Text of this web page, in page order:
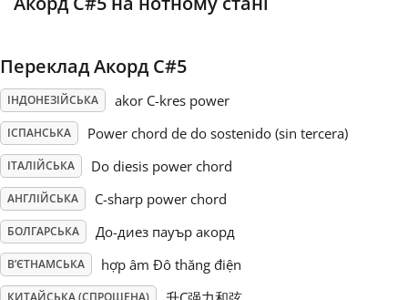
Português
Русский
Svenska
Tiếng Việt
Переклад Акорд C#5
ІНДОНЕЗІЙСЬКА akor C-kres power
ІСПАНСЬКА Power chord de do sostenido (sin tercera)
ІТАЛІЙСЬКА Do diesis power chord
АНГЛІЙСЬКА C-sharp power chord
БОЛГАРСЬКА До-диез пауър акорд
В’ЄТНАМСЬКА hợp âm Đô thăng điện